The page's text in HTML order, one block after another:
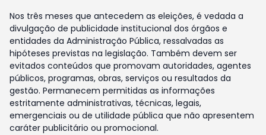
Nos três meses que antecedem as eleições, é vedada a
divulgação de publicidade institucional dos órgãos e
entidades da Administração Pública, ressalvadas as
hipóteses previstas na legislação. Também devem ser
evitados conteúdos que promovam autoridades, agentes
públicos, programas, obras, serviços ou resultados da
gestão. Permanecem permitidas as informações
estritamente administrativas, técnicas, legais,
emergenciais ou de utilidade pública que não apresentem
caráter publicitário ou promocional.